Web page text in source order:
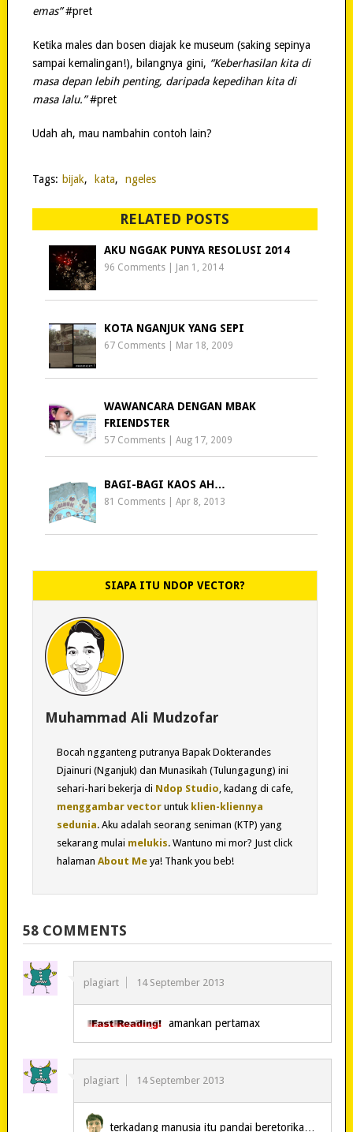
emas”#pret
Ketika males dan bosen diajak ke museum (saking sepinya
sampai kemalingan!), bilangnya gini, “Keberhasilan kita di
masa depan lebih penting, daripada kepedihan kita di
masa lalu.”#pret
Udah ah, mau nambahin contoh lain?
Tags: bijak, kata, ngeles
RELATED POSTS
AKU NGGAK PUNYA RESOLUSI 2014
96 Comments Jan 1, 2014
KOTA NGANJUK YANG SEPI
67 Comments Mar 18, 2009
WAWANCARA DENGAN MBAK
FRIENDSTER
57 Comments |Aug 17, 2009
BAGI-BAGI KAOS AH…
81 Comments |Apr 8, 2013
SIAPA ITU NDOP VECTOR?
Muhammad Ali Mudzofar
Bocah ngganteng putranya Bapak Dokterandes
Djainuri (Nganjuk) dan Munasikah (Tulungagung) ini
sehari-hari bekerja di Ndop Studio , kadang di cafe,
menggambar vectoruntuk klien-kliennya
sedunia. Aku adalah seorang seniman (KTP) yang
sekarang mulai melukis. Wantuno mi mor? Just click
halaman About Meya! Thank you beb!
58 COMMENTS
plagiart 14 September 2013
amankan pertamax
plagiart 14 September 2013
terkadang manusia itu pandai beretorika…